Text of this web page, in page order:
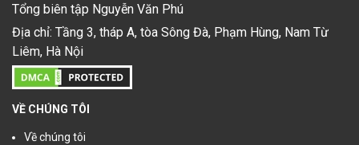
Tổng biên tập Nguyễn Văn Phú
Địa chỉ: Tầng 3, tháp A, tòa Sông Đà, Phạm Hùng, Nam Từ
Liêm, Hà Nội
VỀ CHÚNG TÔI
Về chúng tôi